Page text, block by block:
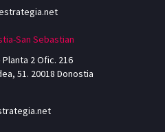
San Sebastian
Planta 2 Ofic. 216
51. 20018 Donostia